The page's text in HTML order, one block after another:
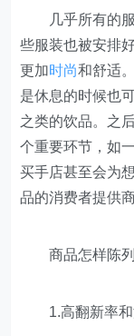
几乎所有的服
些服装也被安排
更加时尚和舒适
是休息的时候也
之类的饮品。之
个重要环节，如
买手店甚至会为
品的消费者提供
商品怎样陈列
1.高翻新率和